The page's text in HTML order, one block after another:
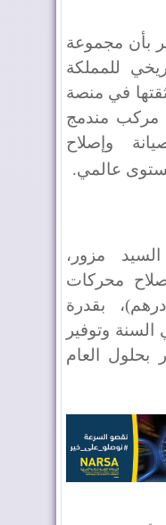
بأن مجموعة
للمملكة
ثقتها في منصة
مركب مندمج
وإصلاح
عالمي.
مزور،
محركات
مليار درهم)، بقدرة
في السنة وتوفير
بحلول العام